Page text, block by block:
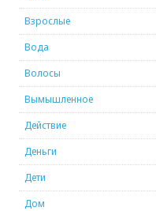
Взрослые
Вода
Волосы
Вымышленное
Действие
Деньги
Дети
Дом